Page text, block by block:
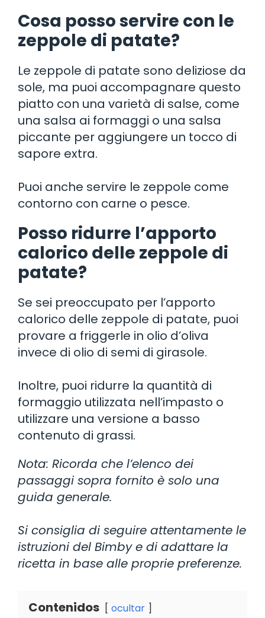
Cosa posso servire con le
zeppole di patate?
Le zeppole di patate sono deliziose da
sole, ma puoi accompagnare questo
piatto con una varietà di salse, come
una salsa ai formaggi o una salsa
piccante per aggiungere un tocco di
sapore extra.
Puoi anche servire le zeppole come
contorno con carne o pesce.
Posso ridurre l’apporto
calorico delle zeppole di
patate?
Se sei preoccupato per l’apporto
calorico delle zeppole di patate, puoi
provare a friggerle in olio d’oliva
invece di olio di semi di girasole.
Inoltre, puoi ridurre la quantità di
formaggio utilizzata nell’impasto o
utilizzare una versione a basso
contenuto di grassi.
Nota: Ricorda che l’elenco dei
passaggi sopra fornito è solo una
guida generale.
Si consiglia di seguire attentamente le
istruzioni del Bimby e di adattare la
ricetta in base alle proprie preferenze.
Contenidos ocultar